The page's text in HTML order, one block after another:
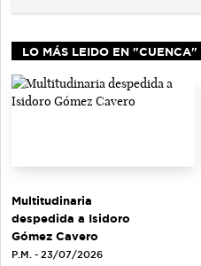
LO MÁS LEIDO EN "CUENCA"
Multitudinaria
despedida a Isidoro
Gómez Cavero
P.M. - 23/07/2026